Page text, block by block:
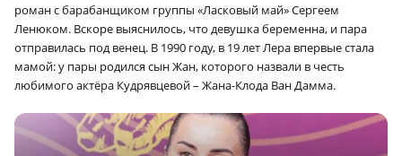
роман с барабанщиком группы «Ласковый май» Сергеем
Ленюком. Вскоре выяснилось, что девушка беременна, и пара
отправилась под венец. В 1990 году, в 19 лет Лера впервые стала
мамой: у пары родился сын Жан, которого назвали в честь
любимого актёра Кудрявцевой – Жана-Клода Ван Дамма.